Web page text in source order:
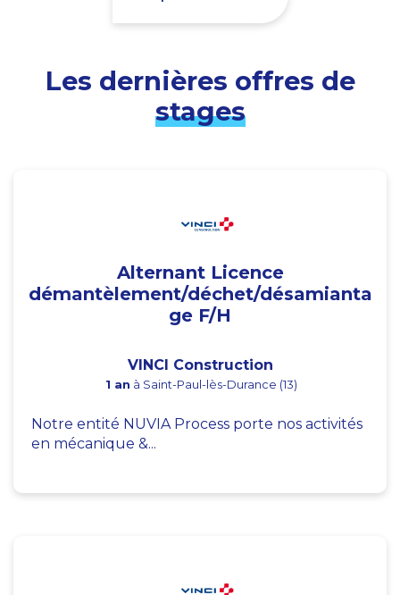
Les dernières offres de
stages
Alternant Licence
démantèlement/déchet/désamianta
ge F/H
VINCI Construction
1 an à Saint-Paul-lès-Durance (13)
Notre entité NUVIA Process porte nos activités
en mécanique &...